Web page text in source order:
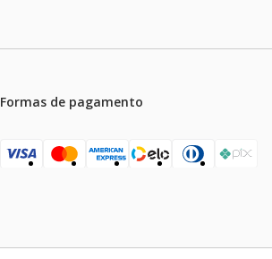
Formas de pagamento